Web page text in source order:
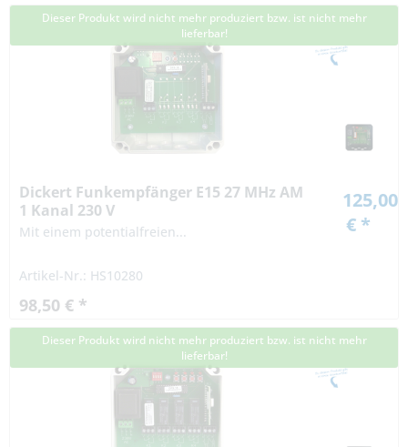
Dieser Produkt wird nicht mehr produziert bzw. ist nicht mehr
lieferbar!
Dickert Funkempfänger E15 27 MHz AM
1 Kanal 230 V
Mit einem potentialfreien...
Artikel-Nr.: HS10280
98,50 € *
125,00
€ *
Dieser Produkt wird nicht mehr produziert bzw. ist nicht mehr
lieferbar!